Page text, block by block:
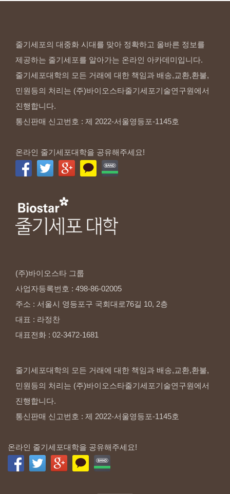
줄기세포의 대중화 시대를 맞아 정확하고 올바른 정보를
제공하는 줄기세포를 알아가는 온라인 아카데미입니다.
줄기세포대학의 모든 거래에 대한 책임과 배송,교환,환불,
민원등의 처리는 (주)바이오스타줄기세포기술연구원에서
진행합니다.
통신판매 신고번호 : 제 2022-서울영등포-1145호
온라인 줄기세포대학을 공유해주세요!
(주)바이오스타 그룹
사업자등록번호 : 498-86-02005
주소 : 서울시 영등포구 국회대로76길 10, 2층
대표 : 라정찬
대표전화 : 02-3472-1681
줄기세포대학의 모든 거래에 대한 책임과 배송,교환,환불,
민원등의 처리는 (주)바이오스타줄기세포기술연구원에서
진행합니다.
통신판매 신고번호 : 제 2022-서울영등포-1145호
온라인 줄기세포대학을 공유해주세요!